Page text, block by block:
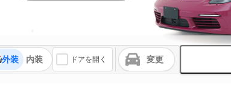
外装 内装 ドアを開く 変更